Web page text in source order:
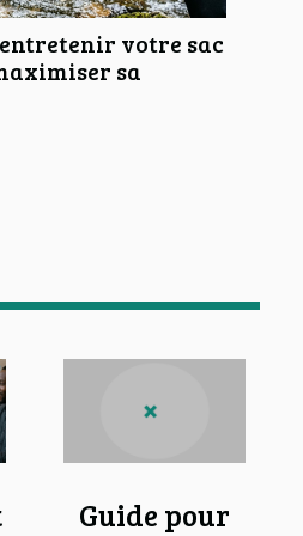
votre sac
sa
Guide pour